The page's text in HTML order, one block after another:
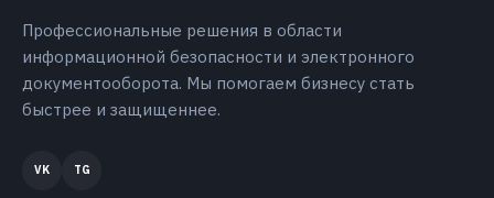
Профессиональные решения в области
информационной безопасности и электронного
документооборота. Мы помогаем бизнесу стать
быстрее и защищеннее.